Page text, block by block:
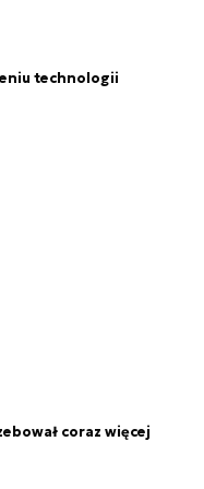
technologii
coraz więcej